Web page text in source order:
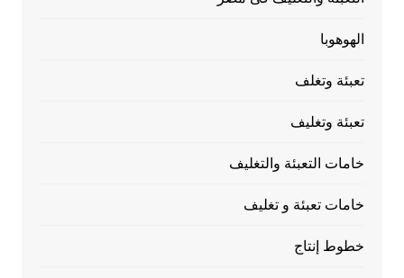
الهوهوبا
تعبئة وتغلف
تعبئة وتغليف
خامات التعبئة والتغليف
خامات تعبئة و تغليف
خطوط إنتاج